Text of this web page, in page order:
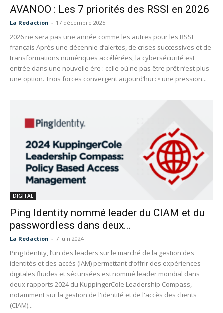
AVANOO : Les 7 priorités des RSSI en 2026
La Redaction - 17 décembre 2025
2026 ne sera pas une année comme les autres pour les RSSI
français Après une décennie d’alertes, de crises successives et de
transformations numériques accélérées, la cybersécurité est
entrée dans une nouvelle ère : celle où ne pas être prêt n’est plus
une option. Trois forces convergent aujourd’hui : • une pression...
DIGITAL
Ping Identity nommé leader du CIAM et du
passwordless dans deux...
La Redaction - 7 juin 2024
Ping Identity, l’un des leaders sur le marché de la gestion des
identités et des accès (IAM) permettant d’offrir des expériences
digitales fluides et sécurisées est nommé leader mondial dans
deux rapports 2024 du KuppingerCole Leadership Compass,
notamment sur la gestion de l'identité et de l'accès des clients
(CIAM)...